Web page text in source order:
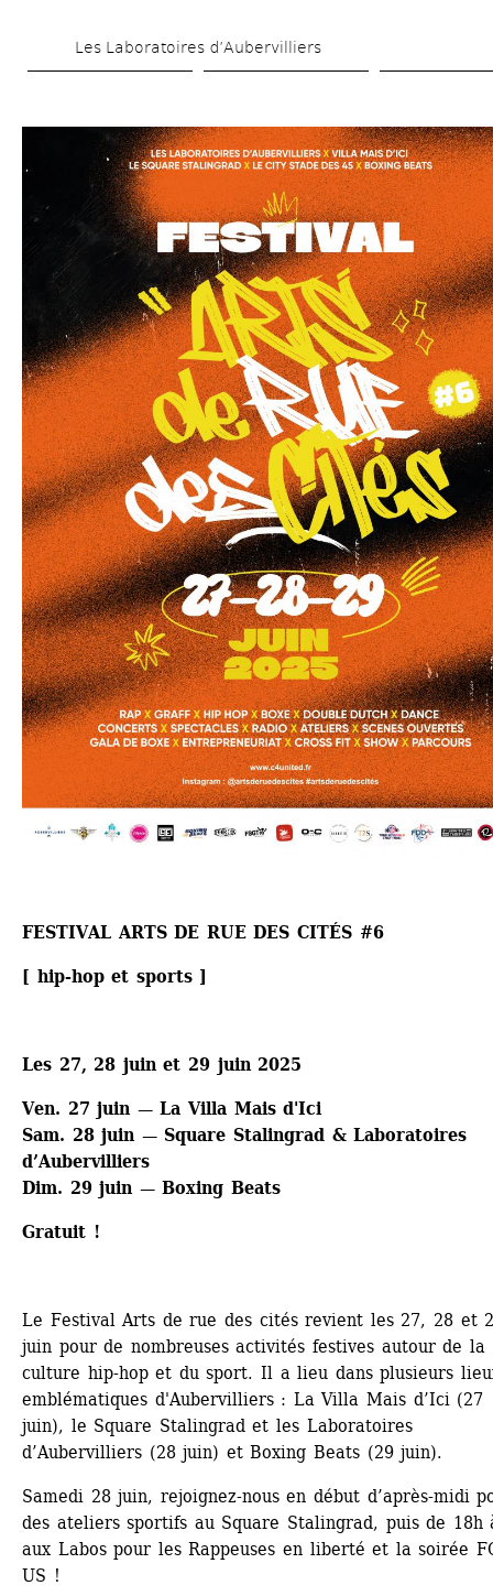
to
content
Les Laboratoires d’Aubervilliers
FESTIVAL ARTS DE RUE DES CITÉS #6
[ hip-hop et sports ]
Les 27, 28 juin et 29 juin 2025
Ven. 27 juin — La Villa Mais d'Ici
Sam. 28 juin — Square Stalingrad & Laboratoires
d’Aubervilliers
Dim. 29 juin — Boxing Beats
Gratuit !
Le Festival Arts de rue des cités revient les 27, 28 et
juin pour de nombreuses activités festives autour de la
culture hip-hop et du sport. Il a lieu dans plusieurs
emblématiques d'Aubervilliers : La Villa Mais d’Ici (27
juin), le Square Stalingrad et les Laboratoires
d’Aubervilliers (28 juin) et Boxing Beats (29 juin).
Samedi 28 juin, rejoignez-nous en début d’après-midi
des ateliers sportifs au Square Stalingrad, puis de 18h
aux Labos pour les Rappeuses en liberté et la soirée
US !